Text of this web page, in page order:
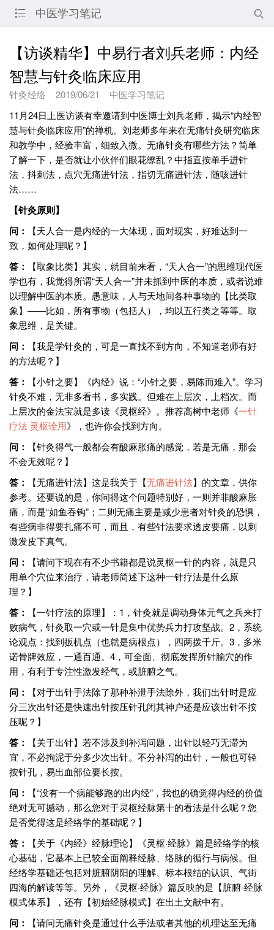
 中医学习笔记 
【访谈精华】中易行者刘兵老师：内经
智慧与针灸临床应用
针灸经络 2019/06/21
中医学习笔记
11月24日上医访谈有幸邀请到中医博士刘兵老师，揭示“内经智
慧与针灸临床应用”的禅机。刘老师多年来在无痛针灸研究临床
和教学中，经验丰富，细致入微。无痛针灸有哪些方法？简单
了解一下，是否就让小伙伴们眼花缭乱？中指直按单手进针
法，抖刺法，点穴无痛进针法，指切无痛进针法，随咳进针
法……
【针灸原则】
问：
【天人合一是内经的一大体现，面对现实，好难达到一
致，如何处理呢？】
答：
【取象比类】其实，就目前来看，“天人合一”的思维现代医
学也有，我觉得所谓“天人合一”并未抓到中医的本质，或者说难
以理解中医的本质。愚意味，人与天地间各种事物的【比类取
象】——比如，所有事物（包括人），均以五行类之等等。取
象思维，是关键。
问：
【我是学针灸的，可是一直找不到方向，不知道老师有好
的方法呢？】
答：
【小针之要】《内经》说：“小针之要，易陈而难入”。学习
针灸不难，无非多看书，多实践。但难在上层次，上档次。而
上层次的金法宝就是多读《灵枢经》。推荐高树中老师《一针
疗法 灵枢诠用》，也许你会找到方向。
问：
【针灸得气一般都会有酸麻胀痛的感觉，若是无痛，那会
不会无效呢？】
答： 【无痛进针法】这是我关于【无痛进针法】的文章，供你
参考。还要说的是，你问得这个问题特别好，一则并非酸麻胀
痛，而是“如鱼吞钩”；二则无痛主要是减少患者对针灸的恐惧，
有些病非得要扎痛不可，而且，有些针法要求透皮要痛，以刺
激发皮下真气。
问：
【请问下现在有不少书籍都是说灵枢一针的内容，就是只
用单个穴位来治疗，请老师简述下这种一针疗法是什么原
理？】
答：
【一针疗法的原理】：1，针灸就是调动身体元气之兵来打
败病气，针灸取一穴或一针是集中优势兵力打攻坚战。2，系统
论观点：找到扳机点（也就是病根点），四两拨千斤。3，多米
诺骨牌效应，一通百通。4，可全面、彻底发挥所针腧穴的作
用，有利于专注性激发经气，或脏腑之气。
问：
【对于出针手法除了那种补泄手法除外，我们出针时是应
分三次出针还是快速出针按压针孔闭其神户还是应该出针不按
压呢？】
答：
【关于出针】若不涉及到补泻问题，出针以轻巧无滞为
宜，不必拘泥于分多少次出针。不分补泻的出针，一般也可轻
按针孔，易出血部位要长按。
问：
【“没有一个病能够跑的出内经”，我也的确觉得内经的价值
绝对无可撼动，那么您对于灵枢经脉第十的看法是什么呢？您
是否觉得这是经络学的基础呢？】
答：
【关于《内经》经脉理论】《灵枢·经脉》篇是经络学的核
心基础，它基本上已较全面阐释经脉、络脉的循行与病候。但
经络学基础还包括对脏腑阴阳的理解、标本根结的认识、气街
四海的解读等等。另外，《灵枢·经脉》篇反映的是【脏腑-经脉
模式体系】，还有【初始经脉模式】在出土文献中有。
问：
【请问无痛针灸是通过什么手法或者其他的机理达至无痛